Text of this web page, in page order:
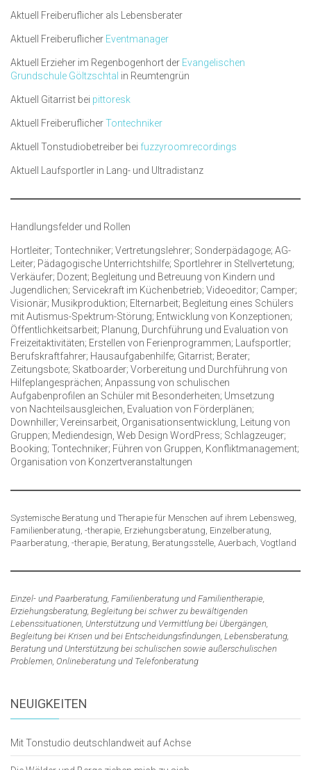
Aktuell Freiberuflicher als Lebensberater
Aktuell Freiberuflicher Eventmanager
Aktuell Erzieher im Regenbogenhort der Evangelischen
Grundschule Göltzschtal in Reumtengrün
Aktuell Gitarrist bei pittoresk
Aktuell FreiberuflicherTontechniker
Aktuell Tonstudiobetreiber bei fuzzyroomrecordings
Aktuell Laufsportler in Lang- und Ultradistanz
Handlungsfelder und Rollen
Hortleiter; Tontechniker; Vertretungslehrer; Sonderpädagoge; AG-
Leiter; Pädagogische Unterrichtshilfe; Sportlehrer in Stellvertetung;
Verkäufer; Dozent; Begleitung und Betreuung von Kindern und
Jugendlichen; Servicekraft im Küchenbetrieb; Videoeditor; Camper;
Visionär; Musikproduktion; Elternarbeit; Begleitung eines Schülers
mit Autismus-Spektrum-Störung; Entwicklung von Konzeptionen;
Öffentlichkeitsarbeit; Planung, Durchführung und Evaluation von
Freizeitaktivitäten; Erstellen von Ferienprogrammen; Laufsportler;
Berufskraftfahrer; Hausaufgabenhilfe; Gitarrist; Berater;
Zeitungsbote; Skatboarder; Vorbereitung und Durchführung von
Hilfeplangesprächen; Anpassung von schulischen
Aufgabenprofilen an Schüler mit Besonderheiten; Umsetzung
von Nachteilsausgleichen, Evaluation von Förderplänen;
Downhiller; Vereinsarbeit, Organisationsentwicklung, Leitung von
Gruppen; Mediendesign, Web Design WordPress; Schlagzeuger;
Booking; Tontechniker; Führen von Gruppen, Konfliktmanagement;
Organisation von Konzertveranstaltungen
Systemische Beratung und Therapie für Menschen auf ihrem Lebensweg,
Familienberatung, -therapie, Erziehungsberatung, Einzelberatung,
Paarberatung, -therapie, Beratung, Beratungsstelle, Auerbach, Vogtland
Einzel- und Paarberatung, Familienberatung und Familientherapie,
Erziehungsberatung, Begleitung bei schwer zu bewältigenden
Lebenssituationen, Unterstützung und Vermittlung bei Übergängen,
Begleitung bei Krisen und bei Entscheidungsfindungen, Lebensberatung,
Beratung und Unterstützung bei schulischen sowie außerschulischen
Problemen, Onlineberatung und Telefonberatung
NEUIGKEITEN
Mit Tonstudio deutschlandweit auf Achse